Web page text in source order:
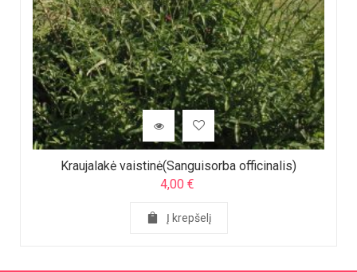
Kraujalakė vaistinė(Sanguisorba officinalis)
4,00 €
Į krepšelį